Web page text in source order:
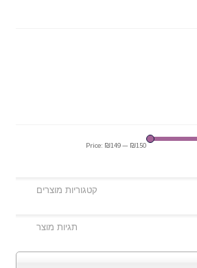
Price: ₪149— ₪150